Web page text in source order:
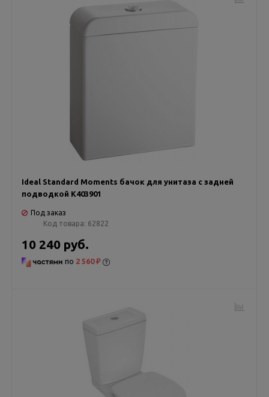
Ideal Standard Moments бачок для унитаза с задней
подводкой K403901
Под заказ
Код товара: 62822
10 240 руб.
по 2 560 ₽